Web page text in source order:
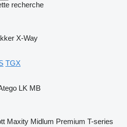
recherche
X-Way
TGX
LK MB
Maxity Midlum Premium T-series